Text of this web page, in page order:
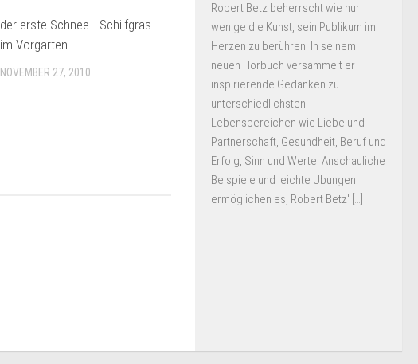
der erste Schnee… Schilfgras
im Vorgarten
NOVEMBER 27, 2010
Robert Betz beherrscht wie nur
wenige die Kunst, sein Publikum im
Herzen zu berühren. In seinem
neuen Hörbuch versammelt er
inspirierende Gedanken zu
unterschiedlichsten
Lebensbereichen wie Liebe und
Partnerschaft, Gesundheit, Beruf und
Erfolg, Sinn und Werte. Anschauliche
Beispiele und leichte Übungen
ermöglichen es, Robert Betz' […]